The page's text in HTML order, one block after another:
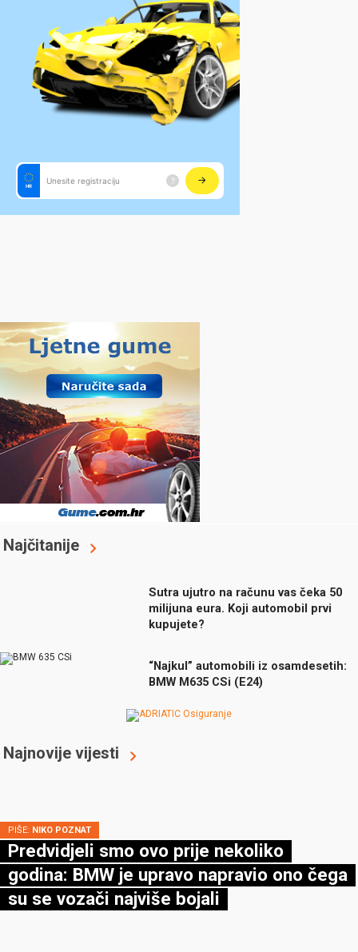
Najčitanije
Sutra ujutro na računu vas čeka 50
milijuna eura. Koji automobil prvi
kupujete?
“Najkul” automobili iz osamdesetih:
BMW M635 CSi (E24)
Najnovije vijesti
PIŠE: NIKO POZNAT
Predvidjeli smo ovo prije nekoliko
godina: BMW je upravo napravio ono čega
su se vozači najviše bojali